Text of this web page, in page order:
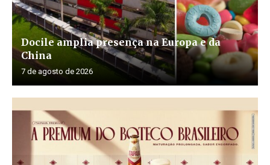
Docile amplia presença na Europa e da
China
7 de agosto de 2026